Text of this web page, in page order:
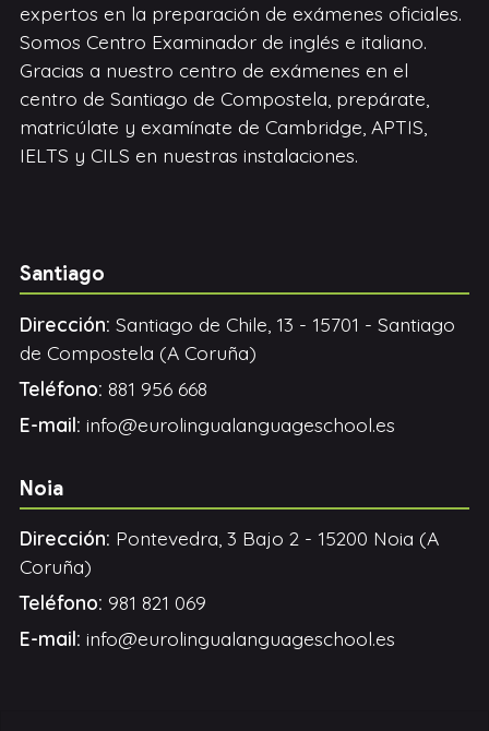
expertos en la preparación de exámenes oficiales.
Somos Centro Examinador de inglés e italiano.
Gracias a nuestro centro de exámenes en el
centro de Santiago de Compostela, prepárate,
matricúlate y examínate de Cambridge, APTIS,
IELTS y CILS en nuestras instalaciones.
Santiago
Dirección: Santiago de Chile, 13 - 15701 - Santiago
de Compostela (A Coruña)
Teléfono: 881 956 668
E-mail: info@eurolingualanguageschool.es
Noia
Dirección: Pontevedra, 3 Bajo 2 - 15200 Noia (A
Coruña)
Teléfono: 981 821 069
E-mail: info@eurolingualanguageschool.es